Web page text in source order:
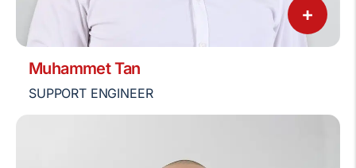
+
Muhammet Tan
SUPPORT ENGINEER